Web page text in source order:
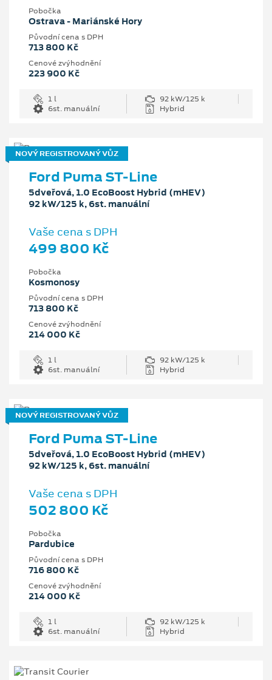
Pobočka
Ostrava - Mariánské Hory
Původní cena s DPH
713 800 Kč
Cenové zvýhodnění
223 900 Kč
1 l
92 kW/125 k
6st. manuální
Hybrid
NOVÝ REGISTROVANÝ VŮZ
Ford Puma ST-Line
5dveřová, 1.0 EcoBoost Hybrid (mHEV)
92 kW/125 k, 6st. manuální
Vaše cena s DPH
499 800 Kč
Pobočka
Kosmonosy
Původní cena s DPH
713 800 Kč
Cenové zvýhodnění
214 000 Kč
1 l
92 kW/125 k
6st. manuální
Hybrid
NOVÝ REGISTROVANÝ VŮZ
Ford Puma ST-Line
5dveřová, 1.0 EcoBoost Hybrid (mHEV)
92 kW/125 k, 6st. manuální
Vaše cena s DPH
502 800 Kč
Pobočka
Pardubice
Původní cena s DPH
716 800 Kč
Cenové zvýhodnění
214 000 Kč
1 l
92 kW/125 k
6st. manuální
Hybrid